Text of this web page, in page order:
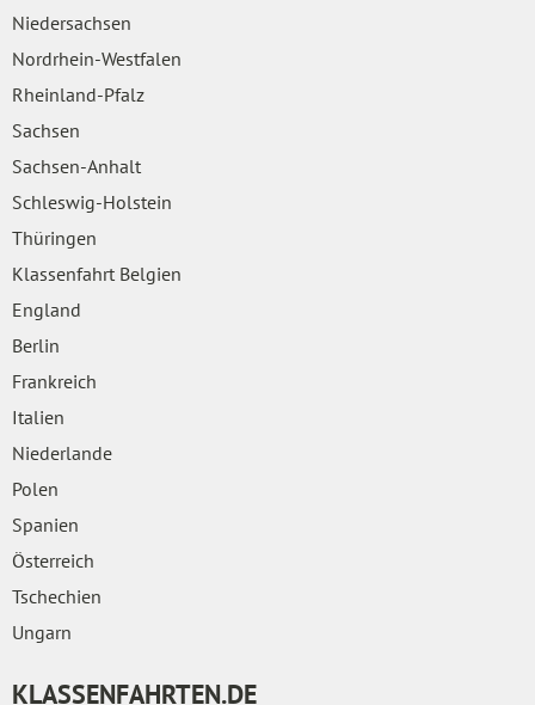
Niedersachsen
Nordrhein-Westfalen
Rheinland-Pfalz
Sachsen
Sachsen-Anhalt
Schleswig-Holstein
Thüringen
Klassenfahrt Belgien
England
Berlin
Frankreich
Italien
Niederlande
Polen
Spanien
Österreich
Tschechien
Ungarn
KLASSENFAHRTEN.DE